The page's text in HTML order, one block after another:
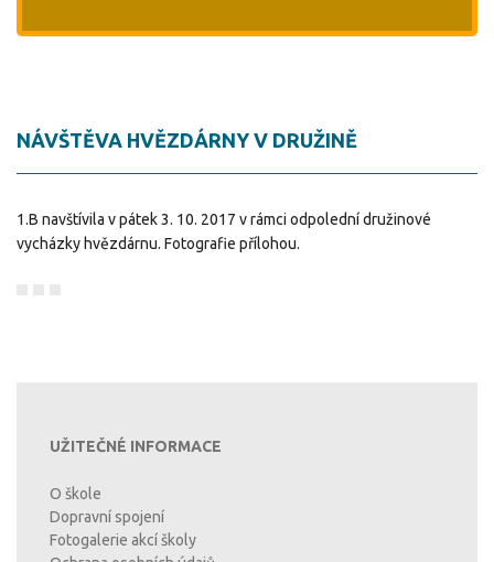
NÁVŠTĚVA HVĚZDÁRNY V DRUŽINĚ
1.B navštívila v pátek 3. 10. 2017 v rámci odpolední družinové
vycházky hvězdárnu. Fotografie přílohou.
UŽITEČNÉ INFORMACE
O škole
Dopravní spojení
Fotogalerie akcí školy